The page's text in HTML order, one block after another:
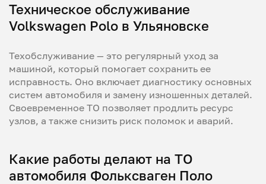
Техническое обслуживание
Volkswagen Polo в Ульяновске
Техобслуживание — это регулярный уход за
машиной, который помогает сохранить ее
исправность. Оно включает диагностику основных
систем автомобиля и замену изношенных деталей.
Своевременное ТО позволяет продлить ресурс
узлов, а также снизить риск поломок и аварий.
Какие работы делают на ТО
автомобиля Фольксваген Поло